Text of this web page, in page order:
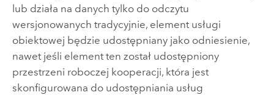
lub działa na danych tylko do odczytu
wersjonowanych tradycyjnie, element usługi
obiektowej będzie udostępniany jako odniesienie,
nawet jeśli element ten został udostępniony
przestrzeni roboczej kooperacji, która jest
skonfigurowana do udostępniania usług